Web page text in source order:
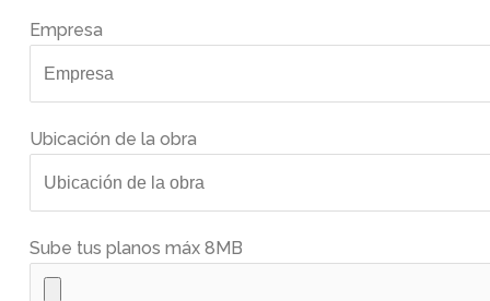
Empresa
Ubicación de la obra
Sube tus planos máx 8MB